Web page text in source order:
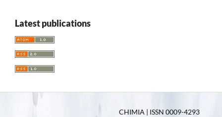
Latest publications
CHIMIA | ISSN 0009-4293